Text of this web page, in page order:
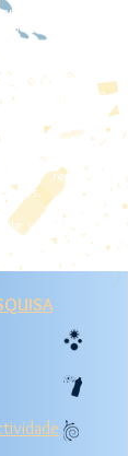
estimular um
Crescimento
pilares de
e plastisfera e
está reunindo
América do
recursos,
ver a versão
Zenodo.